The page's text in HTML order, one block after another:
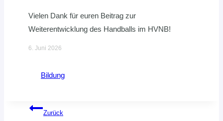
Vielen Dank für euren Beitrag zur
Weiterentwicklung des Handballs im HVNB!
6. Juni 2026
Bildung
Beitragsnavigation
Zurück